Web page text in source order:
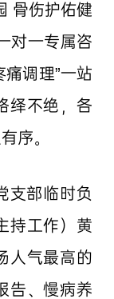
骨伤护佑健
对一专属咨
调理”一站
绎不绝，各
序。
支部临时负
持工作）黄
人气最高的
告、慢病养